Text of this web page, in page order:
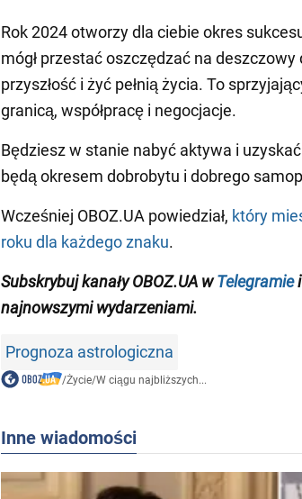
Rok 2024 otworzy dla ciebie okres
mógł przestać oszczędzać na
przyszłość i żyć pełnią życia. To
granicą, współpracę i negocjacje.
Będziesz w stanie nabyć aktywa i
będą okresem dobrobytu i dobrego
Wcześniej OBOZ.UA powiedział, który
roku dla każdego znaku.
Subskrybuj kanały OBOZ.UA wTelegramiei
najnowszymi wydarzeniami.
Prognoza astrologiczna
/Życie/W ciągu najbliższych...
Inne wiadomości